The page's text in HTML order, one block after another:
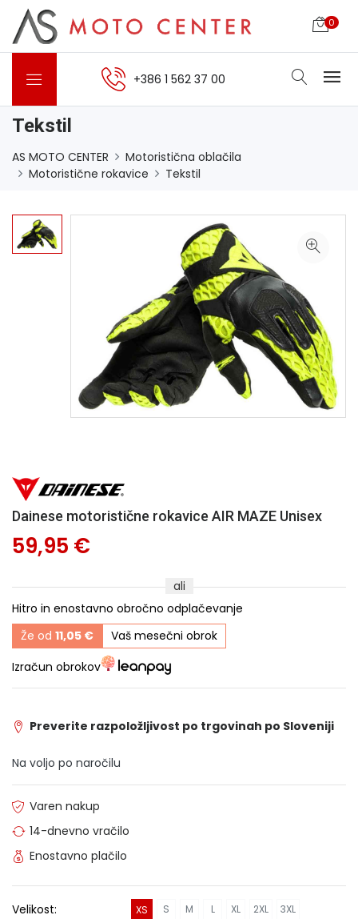
0
+386 1 562 37 00
Tekstil
AS MOTO CENTER
Motoristična oblačila
Motoristične rokavice
Tekstil
Dainese motoristične rokavice AIR MAZE Unisex
59,95 €
ali
Hitro in enostavno obročno odplačevanje
Že od 11,05 €
Vaš mesečni obrok
Izračun obrokov
Preverite razpoložljivost po trgovinah po Sloveniji
Na voljo po naročilu
Varen nakup
14-dnevno vračilo
Enostavno plačilo
Velikost: XS S M L XL 2XL 3XL